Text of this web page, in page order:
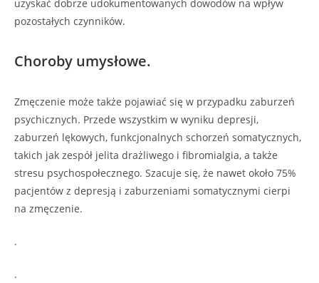
uzyskać dobrze udokumentowanych dowodów na wpływ
pozostałych czynników.
Choroby umysłowe.
Zmęczenie może także pojawiać się w przypadku zaburzeń
psychicznych. Przede wszystkim w wyniku depresji,
zaburzeń lękowych, funkcjonalnych schorzeń somatycznych,
takich jak zespół jelita drażliwego i fibromialgia, a także
stresu psychospołecznego. Szacuje się, że nawet około 75%
pacjentów z depresją i zaburzeniami somatycznymi cierpi
na zmęczenie.
.
.